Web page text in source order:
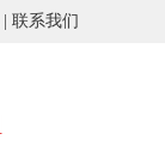
联系我们